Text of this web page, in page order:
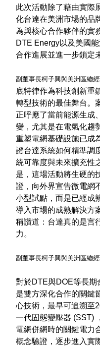
此次活動除了藉由實際
化台達在美洲市場的品
為與核心合作夥伴的實
DTE Energy以及美國
合作進展並進一步鎖定
副董事長柯子興與美洲區總
底特律作為科技創新重
轉型技術的最佳舞台。
正呼應了當前能源生成
變，尤其是在電氣化趨
重塑電網基礎設施已成
證台達系統如何精準調
統可靠度與未來擴充性
是，這場活動將生硬的
證，向外界宣告微電網
小型試點，而是已經成
導入市場的成熟解決方
稱讚道：台達真的是言
力。
副董事長柯子興與美洲區總
對於DTE與DOE等長期
是雙方深化合作的關鍵
心技術，最早可追溯至
一代固態變壓器 (SST)
電網併網時的關鍵電力
概念驗證，逐步進入實